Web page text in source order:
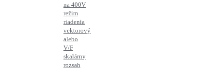
na 400V
režim
riadenia
vektorový
alebo
V/F
skalárny
rozsah